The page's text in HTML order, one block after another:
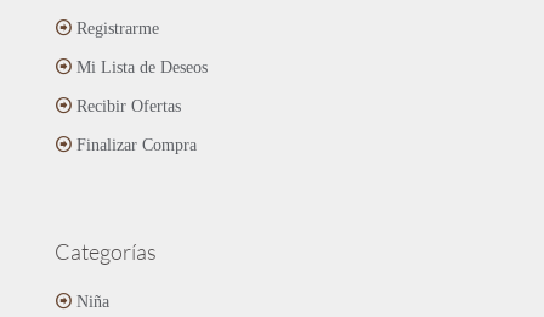
Registrarme
Mi Lista de Deseos
Recibir Ofertas
Finalizar Compra
Categorías
Niña